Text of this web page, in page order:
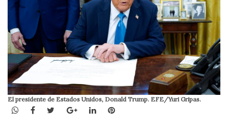
El presidente de Estados Unidos, Donald Trump. EFE/Yuri Gripas.
WhatsApp
Facebook
TwitterGoogle+LinkedInPinterest